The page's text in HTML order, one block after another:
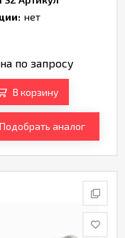
нет
по запросу
В корзину
Подобрать аналог